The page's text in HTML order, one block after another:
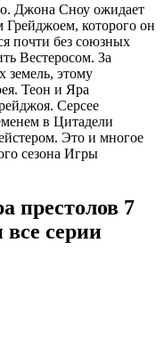
Джона Сноу ожидает
Грейджоем, которого он
почти без союзных
Вестеросом. За
земель, этому
Теон и Яра
Серсее
в Цитадели
Это и многое
сезона Игры
престолов 7
все серии